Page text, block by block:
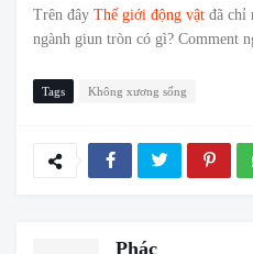
Trên đây Thế giới động vật đã chỉ
ngành giun tròn có gì? Comment
Tags Không xương sống
Phác